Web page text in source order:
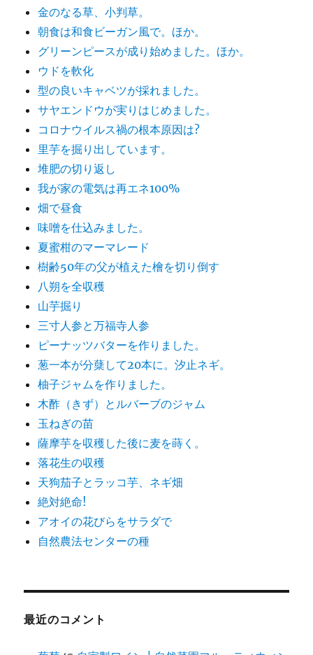
金のなる草、小判草。
朝食は和食ビーガン風で。ほか。
グリーンピースが成り始めました。ほか。
ウドを軟化
型の良いキャベツが採れました。
サヤエンドウが実りはじめました。
コロナウイルス禍の根本原因は?
里芋を掘り出しています。
堆肥の切り返し
我が家の電気は再エネ100%
畑で昼食
味噌を仕込みました。
夏蜜柑のマーマレード
樹齢50年の父が植えた檜を切り倒す
八朔を全収穫
山芋掘り
三寸人参と万福寺人参
ピーナッツバターを作りました。
葱一本が分蘖して20本に。汐止ネギ。
柚子ジャムを作りました。
木酢（きず）とルバーブのジャム
玉ねぎの苗
薩摩芋を収穫した後に麦を蒔く。
落花生の収穫
天狗茄子とラッコ芋、ネギ畑
絶対絶命!
アオイの花びらをサラダで
自然農法センターの種
最近のコメント